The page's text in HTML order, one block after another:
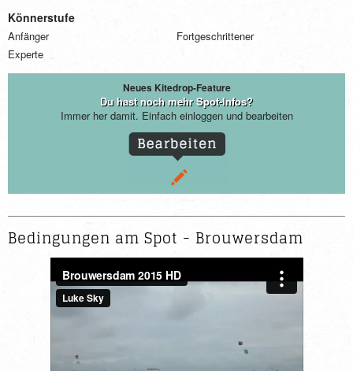
Könnerstufe
Anfänger
Fortgeschrittener
Experte
Neues Kitedrop-Feature
Du hast noch mehr Spot-Infos?
Immer her damit. Einfach einloggen und bearbeiten
Bedingungen am Spot - Brouwersdam